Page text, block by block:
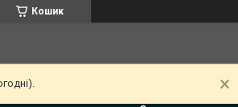
Кошик